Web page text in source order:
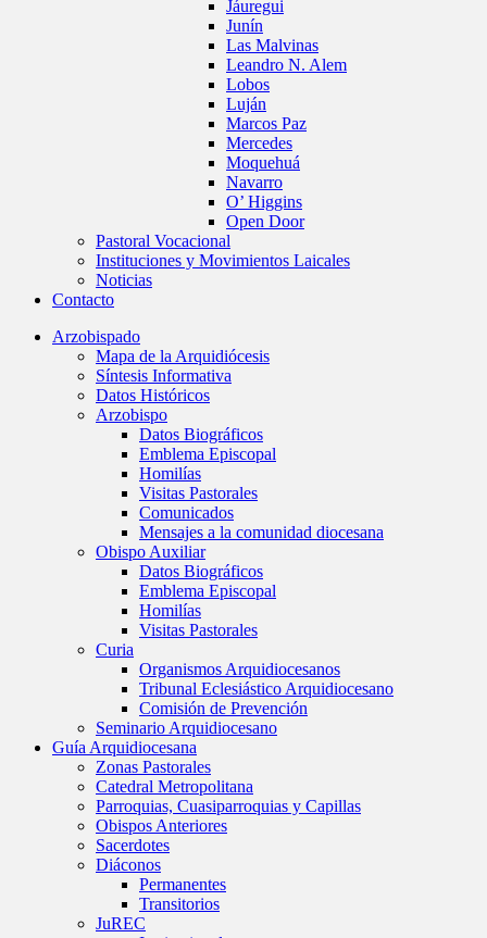
Jáuregui
Junín
Las Malvinas
Leandro N. Alem
Lobos
Luján
Marcos Paz
Mercedes
Moquehuá
Navarro
O’ Higgins
Open Door
Pastoral Vocacional
Instituciones y Movimientos Laicales
Noticias
Contacto
Arzobispado
Mapa de la Arquidiócesis
Síntesis Informativa
Datos Históricos
Arzobispo
Datos Biográficos
Emblema Episcopal
Homilías
Visitas Pastorales
Comunicados
Mensajes a la comunidad diocesana
Obispo Auxiliar
Datos Biográficos
Emblema Episcopal
Homilías
Visitas Pastorales
Curia
Organismos Arquidiocesanos
Tribunal Eclesiástico Arquidiocesano
Comisión de Prevención
Seminario Arquidiocesano
Guía Arquidiocesana
Zonas Pastorales
Catedral Metropolitana
Parroquias, Cuasiparroquias y Capillas
Obispos Anteriores
Sacerdotes
Diáconos
Permanentes
Transitorios
JuREC